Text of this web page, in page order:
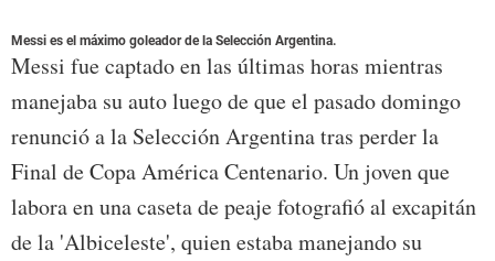
Messi es el máximo goleador de la Selección Argentina.
Messi fue captado en las últimas horas mientras
manejaba su auto luego de que el pasado domingo
renunció a la Selección Argentina tras perder la
Final de Copa América Centenario. Un joven que
labora en una caseta de peaje fotografió al excapitán
de la 'Albiceleste', quien estaba manejando su